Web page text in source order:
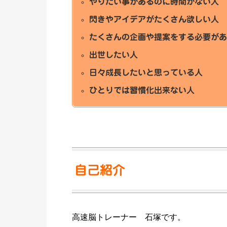
閃きやアイデアがたくさん欲しい人
たくさんの企画や提案をする必要が
出世したい人
日々成長したいと思っている人
ひとりでは習慣化出来ない人
自己紹介
高速脳トレーナー 石塚です。